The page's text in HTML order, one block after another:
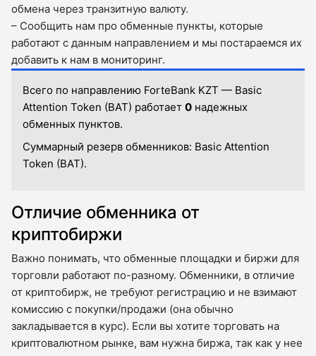
обмена через транзитную валюту.
– Сообщить нам про обменные пункты, которые
работают с данным направлением и мы постараемся их
добавить к нам в мониторинг.
Всего по направлению ForteBank KZT — Basic
Attention Token (BAT) работает 0 надежных
обменных пунктов.
Суммарный резерв обменников: Basic Attention
Token (BAT).
Отличие обменника от
криптобиржи
Важно понимать, что обменные площадки и биржи для
торговли работают по-разному. Обменники, в отличие
от криптобирж, не требуют регистрацию и не взимают
комиссию с покупки/продажи (она обычно
закладывается в курс). Если вы хотите торговать на
криптовалютном рынке, вам нужна биржа, так как у нее